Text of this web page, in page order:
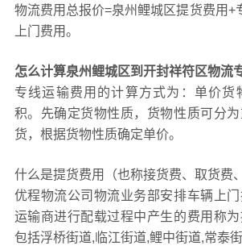
物流费用总报价=泉州鲤城区提货费用+
上门费用。
怎么计算泉州鲤城区到开封祥符区物流
专线运输费用的计算方式为：单价货
积。先确定货物性质，货物性质可分
货，根据货物性质确定单价。
什么是提货费用（也称接货费、取货费
优程物流公司物流业务部安排车辆上
运输商进行配载过程中产生的费用称
包括浮桥街道,临江街道,鲤中街道,常泰